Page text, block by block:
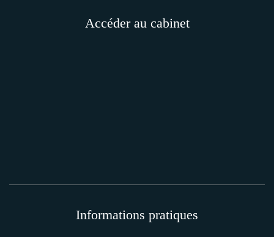
Accéder au cabinet
Informations pratiques